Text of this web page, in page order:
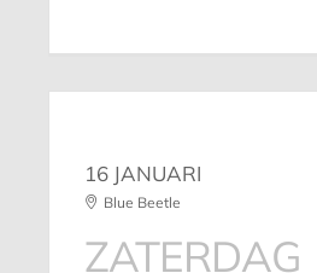
16 JANUARI
Blue Beetle
ZATERDAG